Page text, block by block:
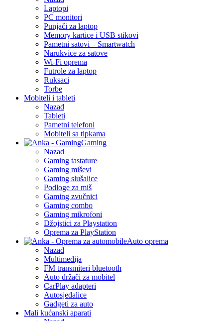
Laptopi
PC monitori
Punjači za laptop
Memory kartice i USB stikovi
Pametni satovi – Smartwatch
Narukvice za satove
Wi-Fi oprema
Futrole za laptop
Ruksaci
Torbe
Mobiteli i tableti
Nazad
Tableti
Pametni telefoni
Mobiteli sa tipkama
Gaming
Nazad
Gaming tastature
Gaming miševi
Gaming slušalice
Podloge za miš
Gaming zvučnici
Gaming combo
Gaming mikrofoni
Džojstici za Playstation
Oprema za PlayStation
Auto oprema
Nazad
Multimedija
FM transmiteri bluetooth
Auto držači za mobitel
CarPlay adapteri
Autosjedalice
Gadgeti za auto
Mali kućanski aparati